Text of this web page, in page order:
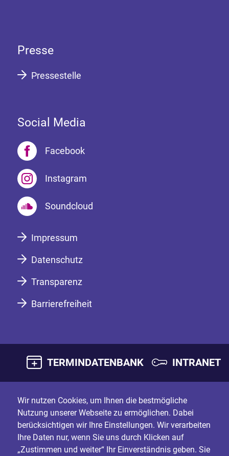
Presse
Pressestelle
Social Media
Facebook
Instagram
Soundcloud
Impressum
Datenschutz
Transparenz
Barrierefreiheit
TERMINDATENBANK INTRANET
Wir nutzen Cookies, um Ihnen die bestmögliche
Nutzung unserer Webseite zu ermöglichen. Dabei
berücksichtigen wir Ihre Einstellungen. Wir verarbeiten
Ihre Daten nur, wenn Sie uns durch Klicken auf
„Zustimmen und weiter“ Ihr Einverständnis geben. Sie